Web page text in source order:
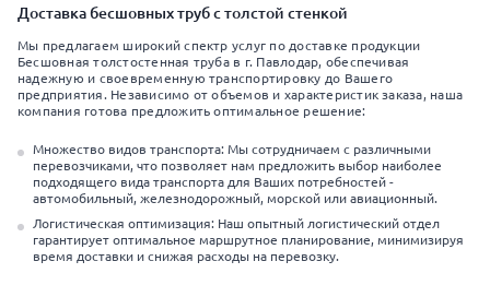
Доставка бесшовных труб с толстой стенкой
Мы предлагаем широкий спектр услуг по доставке продукции
Бесшовная толстостенная труба в г. Павлодар, обеспечивая
надежную и своевременную транспортировку до Вашего
предприятия. Независимо от объемов и характеристик заказа, наша
компания готова предложить оптимальное решение:
Множество видов транспорта: Мы сотрудничаем с различными
перевозчиками, что позволяет нам предложить выбор наиболее
подходящего вида транспорта для Ваших потребностей -
автомобильный, железнодорожный, морской или авиационный.
Логистическая оптимизация: Наш опытный логистический отдел
гарантирует оптимальное маршрутное планирование, минимизируя
время доставки и снижая расходы на перевозку.